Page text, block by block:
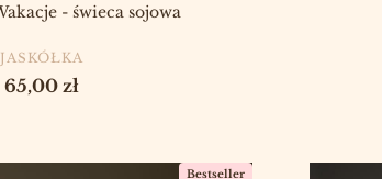
Sycylijskie Wakacje - świeca sojowa
PRODUCENT
JASKÓŁKA
Cena
65,00 zł
Bestseller